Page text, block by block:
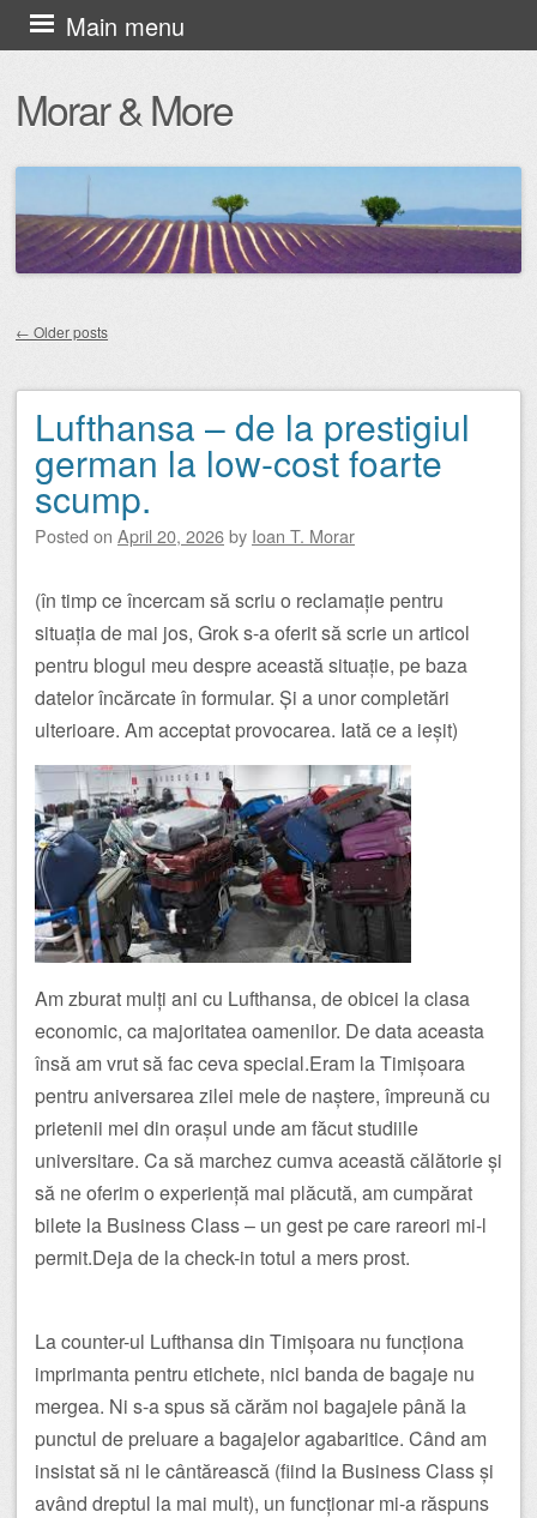
Morar & More
Main menu
Skip
to
content
← Older posts
Lufthansa – de la prestigiul
german la low-cost foarte
scump.
Posted on April 20, 2026by Ioan T. Morar
(în timp ce încercam să scriu o reclamație pentru
situația de mai jos, Grok s-a oferit să scrie un articol
pentru blogul meu despre această situație, pe baza
datelor încărcate în formular. Și a unor completări
ulterioare. Am acceptat provocarea. Iată ce a ieșit)
Am zburat mulți ani cu Lufthansa, de obicei la clasa
economic, ca majoritatea oamenilor. De data aceasta
însă am vrut să fac ceva special.Eram la Timișoara
pentru aniversarea zilei mele de naștere, împreună cu
prietenii mei din orașul unde am făcut studiile
universitare. Ca să marchez cumva această călătorie și
să ne oferim o experiență mai plăcută, am cumpărat
bilete la Business Class – un gest pe care rareori mi-l
permit.Deja de la check-in totul a mers prost.
La counter-ul Lufthansa din Timișoara nu funcționa
imprimanta pentru etichete, nici banda de bagaje nu
mergea. Ni s-a spus să cărăm noi bagajele până la
punctul de preluare a bagajelor agabaritice. Când am
insistat să ni le cântărească (fiind la Business Class și
având dreptul la mai mult), un funcționar mi-a răspuns